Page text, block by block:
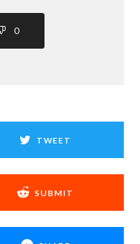
0
TWEET
SUBMIT